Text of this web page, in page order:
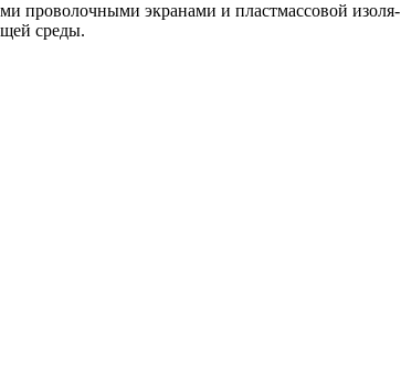
проволочными экранами и пластмассовой изоля­
среды.